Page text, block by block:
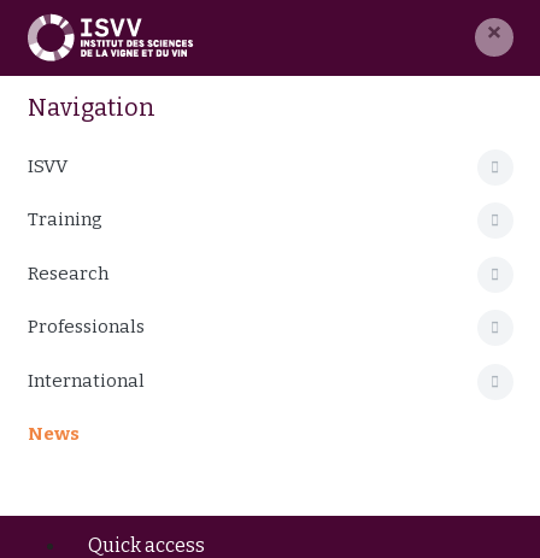
×
Navigation
ISVV
Training
Research
Professionals
International
News
Quick access